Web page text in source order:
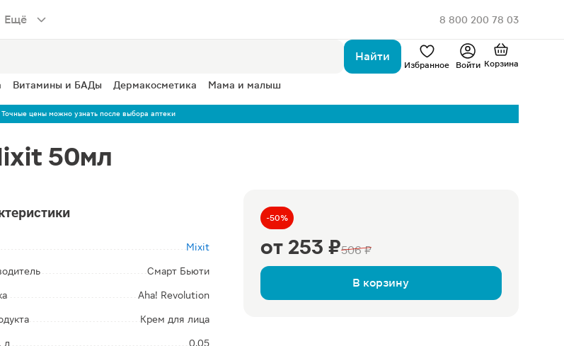
Ещё 8 800 200 78 03
Найти
Избранное Войти Корзина
Витамины и БАДы Дермакосметика Мама и малыш
Точные цены можно узнать после выбора аптеки
50мл
-50%
от 253 ₽506 ₽
В корзину
Mixit
Смарт Бьюти
Aha! Revolution
Крем для лица
л 0.05